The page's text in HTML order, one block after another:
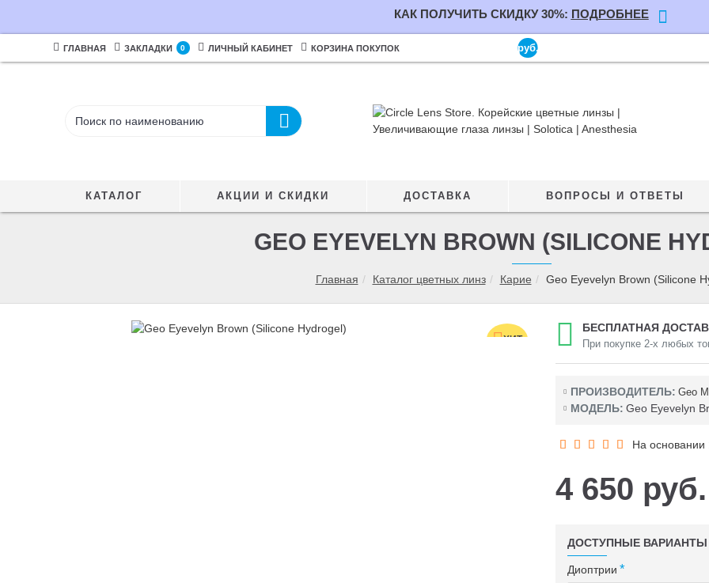
КАК ПОЛУЧИТЬ СКИДКУ 30%: ПОДРОБНЕЕ
ГЛАВНАЯ ЗАКЛАДКИ 0 ЛИЧНЫЙ КАБИНЕТ КОРЗИНА ПОКУПОК руб.
КАТАЛОГ АКЦИИ И СКИДКИ ДОСТАВКА ВОПРОСЫ И ОТВЕТЫ
Главная Каталог цветных линз Карие Geo Eyevelyn Brown (Silicone
GEO EYEVELYN BROWN (SILICONE
ХИТ
БЕСПЛАТНАЯ
При покупке 2-х любых
ПРОИЗВОДИТЕЛЬ: Geo
МОДЕЛЬ: Geo Eyevelyn
На основании
4 650 руб.
ДОСТУПНЫЕ ВАРИАНТЫ
Диоптрии